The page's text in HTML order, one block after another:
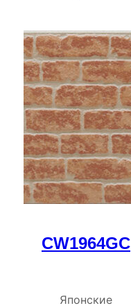
CW1964GC
Японские